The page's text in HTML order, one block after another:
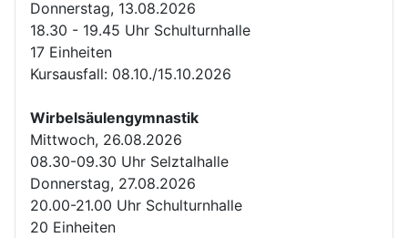
Donnerstag, 13.08.2026
18.30 - 19.45 Uhr Schulturnhalle
17 Einheiten
Kursausfall: 08.10./15.10.2026
Wirbelsäulengymnastik
Mittwoch, 26.08.2026
08.30-09.30 Uhr Selztalhalle
Donnerstag, 27.08.2026
20.00-21.00 Uhr Schulturnhalle
20 Einheiten